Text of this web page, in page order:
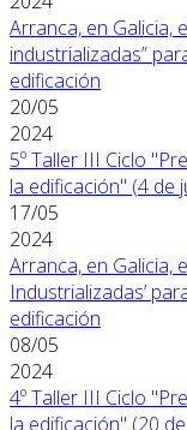
Arranca, en Galicia,
industrializadas”
edificación
20/05
2024
5º Taller III Ciclo
la edificación" (4 de
17/05
2024
Arranca, en Galicia,
Industrializadas’
edificación
08/05
2024
4º Taller III Ciclo
la edificación" (20